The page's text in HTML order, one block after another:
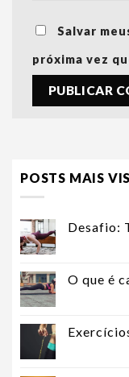
Salvar
próxima vez
POSTS MAIS
Desafio:
O que é